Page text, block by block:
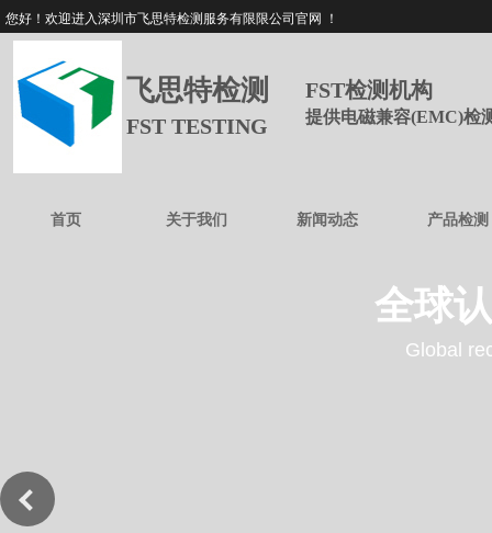
您好！欢迎进入深圳市飞思特检测服务有限限公司官网 ！
飞思特检测
FST TESTING
FST检测机构
提供电磁兼容(EMC)检
首页 关于我们 新闻动态 产品检测
全球
Global